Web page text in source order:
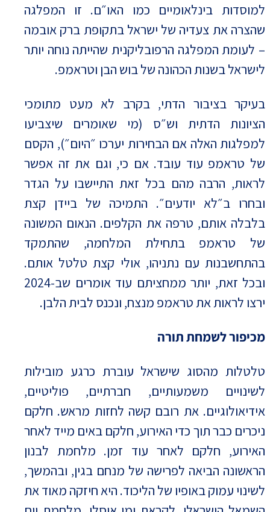
למוסדות בינלאומיים כמו האו״ם. זו המפלגה
שהצרה את צעדיה של ישראל בתקופת ברק אובמה
– לעומת המפלגה הרפובליקנית שהייתה נוחה יותר
לישראל בשנות הכהונה של בוש הבן וטראמפ.
בעיקר בציבור הדתי, בקרב לא מעט מתומכי
הציונות הדתית וש״ס (מי שאומרים שיצביעו
למפלגות האלה אם הבחירות יערכו ״היום״), הקסם
של טראמפ עוד עובד. אם כי, וגם את זה אפשר
לראות, הרבה מהם בכל זאת התיישבו על הגדר
ובחרו ב״לא יודעים״. התמיכה של ביידן קצת
בלבלה אותם, טרפה את הקלפים. הנאום המשונה
של טראמפ בתחילת המלחמה, שהתמקד
בהתחשבנות עם נתניהו, אולי קצת טלטל אותם.
ובכל זאת, יותר ממחציתם עוד אומרים שב-2024
ירצו לראות את טראמפ מנצח, ונכנס לבית הלבן.
מכיפור לשמחת תורה
טלטלות מהסוג שישראל עוברת כרגע מובילות
לשינויים משמעותיים, חברתיים, פוליטיים,
אידיאולוגיים. את רובם קשה לחזות מראש. חלקם
ניכרים כבר תוך כדי האירוע, חלקם באים מייד לאחר
האירוע, חלקם לאחר עוד זמן. מלחמת לבנון
הראשונה הביאה לפרישה של מנחם בגין, ובהמשך,
לשינוי עמוק באופיו של הליכוד. היא חיזקה מאוד את